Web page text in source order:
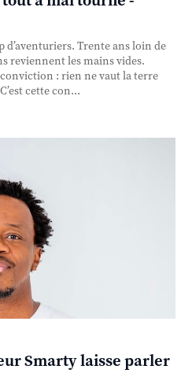
d’aventuriers. Trente ans loin de
reviennent les mains vides.
: rien ne vaut la terre
cette con...
Smarty laisse parler